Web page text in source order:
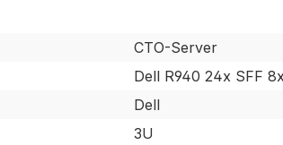
CTO-Server
Dell R940 24x SFF
Dell
3U